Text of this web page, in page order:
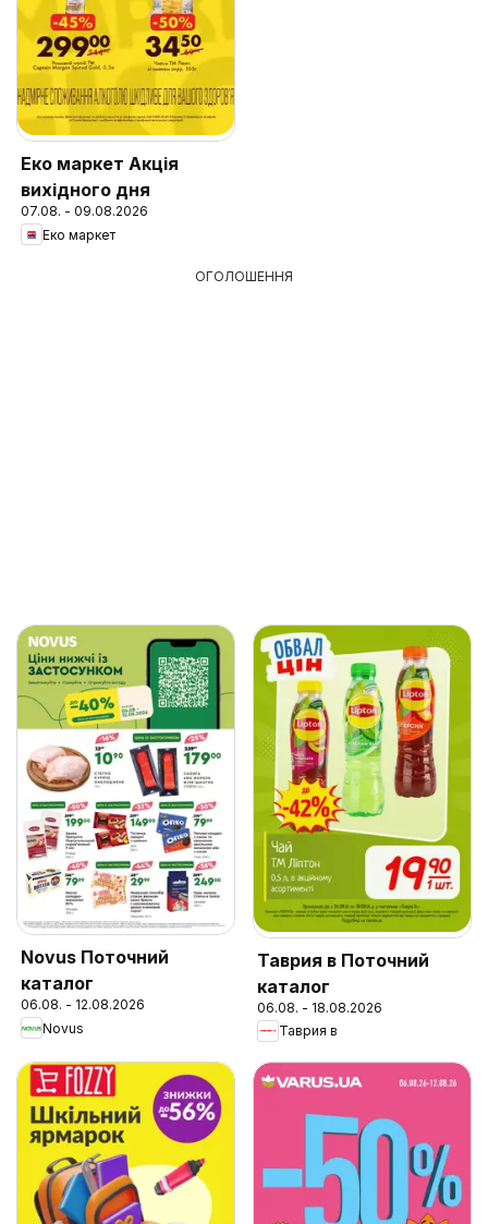
Еко маркет Акція
вихідного дня
07.08. - 09.08.2026
Еко маркет
ОГОЛОШЕННЯ
Novus Поточний
каталог
06.08. - 12.08.2026
Novus
Таврия в Поточний
каталог
06.08. - 18.08.2026
Таврия в